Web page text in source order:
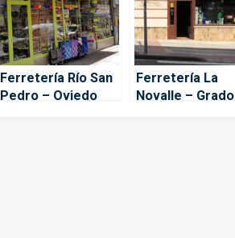
Ferretería Río San
Pedro – Oviedo
Ferretería La
Novalle – Grado